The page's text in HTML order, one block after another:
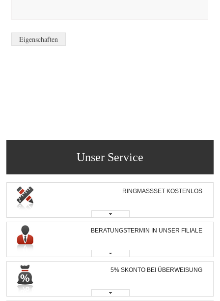
Eigenschaften
Unser Service
RINGMASSSET KOSTENLOS
BERATUNGSTERMIN IN UNSER FILIALE
5% SKONTO BEI ÜBERWEISUNG